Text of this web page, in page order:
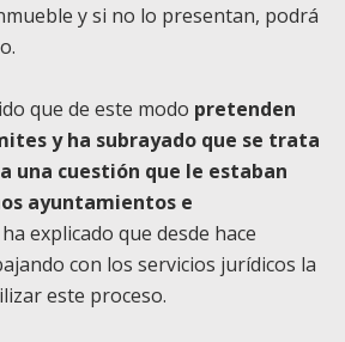
y si no lo presentan, podrá
que de este modo pretenden
y ha subrayado que se trata
una cuestión que le estaban
ayuntamientos e
ha explicado que desde hace
con los servicios jurídicos la
este proceso.